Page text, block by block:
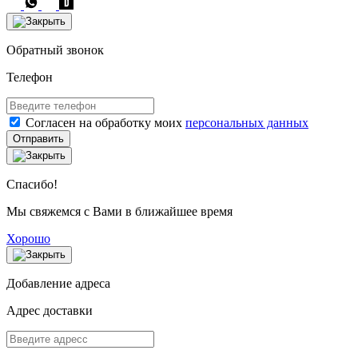
Обратный звонок
Телефон
Согласен на обработку моих персональных данных
Отправить
Спасибо!
Мы свяжемся с Вами в ближайшее время
Хорошо
Добавление адреса
Адрес доставки